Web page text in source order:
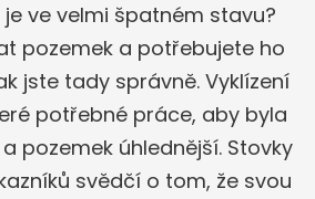
ve velmi špatném stavu?
pozemek a potřebujete ho
jste tady správně. Vyklízení
potřebné práce, aby byla
pozemek úhlednější. Stovky
svědčí o tom, že svou